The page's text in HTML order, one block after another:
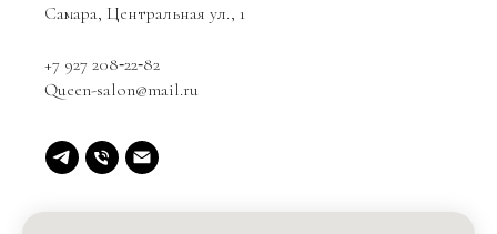
Самара, Центральная ул., 1
+7 927 208‑22‑82
Queen-salon@mail.ru